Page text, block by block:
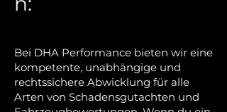
Bei DHA Performance bieten wir eine
kompetente, unabhängige und
rechtssichere Abwicklung für alle
Arten von Schadensgutachten und